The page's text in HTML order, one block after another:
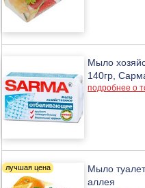
Мыло
140гр,
подробнее о
Мыло
аллея